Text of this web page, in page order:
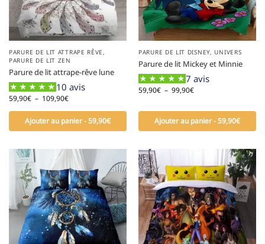
PARURE DE LIT ATTRAPE RÊVE,
PARURE DE LIT ZEN
Parure de lit attrape-rêve lune
10 avis
59,90€ – 109,90€
Ajouter au panier - 59,90€
PARURE DE LIT DISNEY, UNIVERS
Parure de lit Mickey et Minnie
7 avis
59,90€ – 99,90€
Ajouter au panier - 59,90€